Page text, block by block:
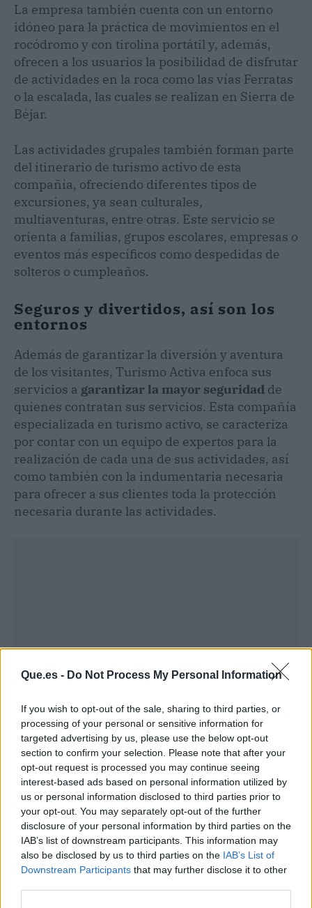
Que.es - Do Not Process My Personal Information
If you wish to opt-out of the sale, sharing to third parties, or
processing of your personal or sensitive information for
targeted advertising by us, please use the below opt-out
section to confirm your selection. Please note that after your
opt-out request is processed you may continue seeing
interest-based ads based on personal information utilized by
us or personal information disclosed to third parties prior to
your opt-out. You may separately opt-out of the further
disclosure of your personal information by third parties on the
IAB’s list of downstream participants. This information may
also be disclosed by us to third parties on the IAB’s List of
Downstream Participants that may further disclose it to other
La empresa también cuenta con un entorno
idóneo para la práctica de movimientos en el
rocódromo y con tirolina portátil y, además,
ofrecen a los usuarios la posibilidad de disfrutar
de actividades en la roca como las vías Ferratas
o la escalada, las cuales se realizan en Sierra de
Béjar.
Las actividades grupales también forman parte
del itinerario de turismo activo de esta
compañía, ofreciendo diferentes tipos de
excursiones, ya sean culturales,
multiaventuras, entre otras. Este servicio se
orienta a familias, grupos escolares, empresas o
eventos más específicos como despedidas de
solteros o cumpleaños.
Seguros y divertidos, así son los
entornos
Además de garantizar la diversión y aventura
de los visitantes, Turismo Activa enfoca sus
servicios a garantizar la mayor seguridad de
quienes contratan sus servicios. Esta compañía
especializada en turismo activo, se caracteriza
por contar con un equipo de expertos para la
realización de cada una de sus actividades, así
como también con la indumentaria necesaria
para ofrecer a sus clientes toda la protección
necesaria durante las actividades.
Publicidad